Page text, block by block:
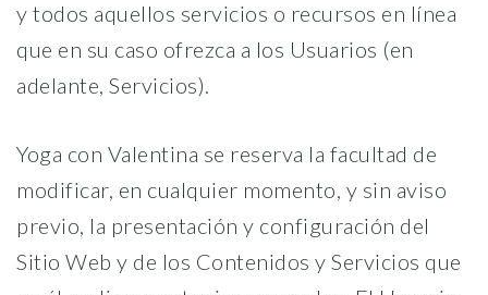
y todos aquellos servicios o recursos en línea
que en su caso ofrezca a los Usuarios (en
adelante, Servicios).
Yoga con Valentina se reserva la facultad de
modificar, en cualquier momento, y sin aviso
previo, la presentación y configuración del
Sitio Web y de los Contenidos y Servicios que